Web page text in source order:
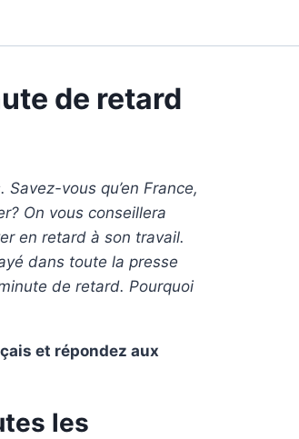
de retard
vous qu’en France,
On vous conseillera
en retard à son travail.
dans toute la presse
de retard. Pourquoi
et répondez aux
les